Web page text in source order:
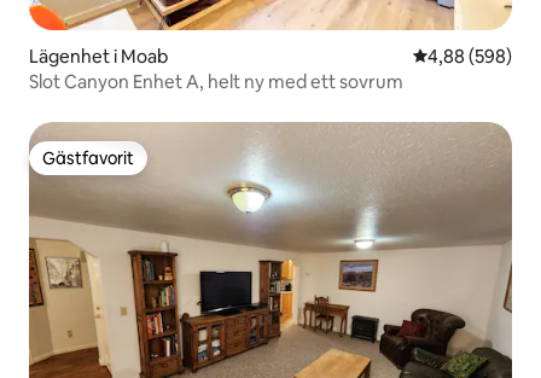
Lägenhet i Moab 4,88 av 5 i
4,88 (598)
Slot Canyon Enhet A, helt ny med ett sovrum
Gästfavorit
Gästfavorit